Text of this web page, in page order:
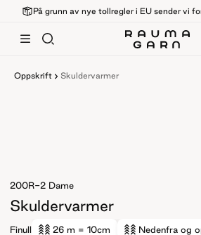
På grunn av nye tollregler i EU sender vi
Oppskrift Skuldervarmer
200R-2 Dame
Skuldervarmer
Finull 26 m = 10cm Nedenfra og